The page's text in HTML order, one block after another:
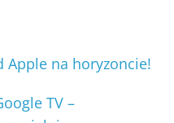
Apple na horyzoncie!
TV –